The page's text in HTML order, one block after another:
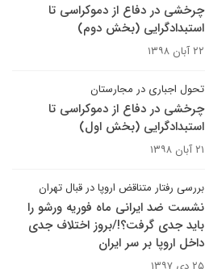
چرخشی در دفاع از دموکراسی تا
استبدادگرایی (بخش دوم)
۲۲ آبان ۱۳۹۸
تحول اجباری در مجارستان
چرخشی در دفاع از دموکراسی تا
استبدادگرایی (بخش اول)
۲۱ آبان ۱۳۹۸
بررسی رفتار متناقض اروپا در قبال تهران
نشست ضد ایرانی ماه فوریه ورشو را
باید جدی گرفت؟!/بروز اختلاف جدی
داخل اروپا بر سر ایران